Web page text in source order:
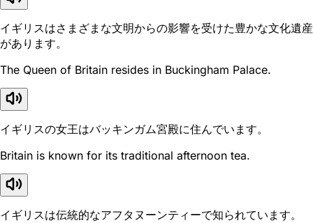
イギリスはさまざまな文明からの影響を受けた豊かな文化遺産
があります。
The Queen of Britain resides in Buckingham Palace.
イギリスの女王はバッキンガム宮殿に住んでいます。
Britain is known for its traditional afternoon tea.
イギリスは伝統的なアフタヌーンティーで知られています。